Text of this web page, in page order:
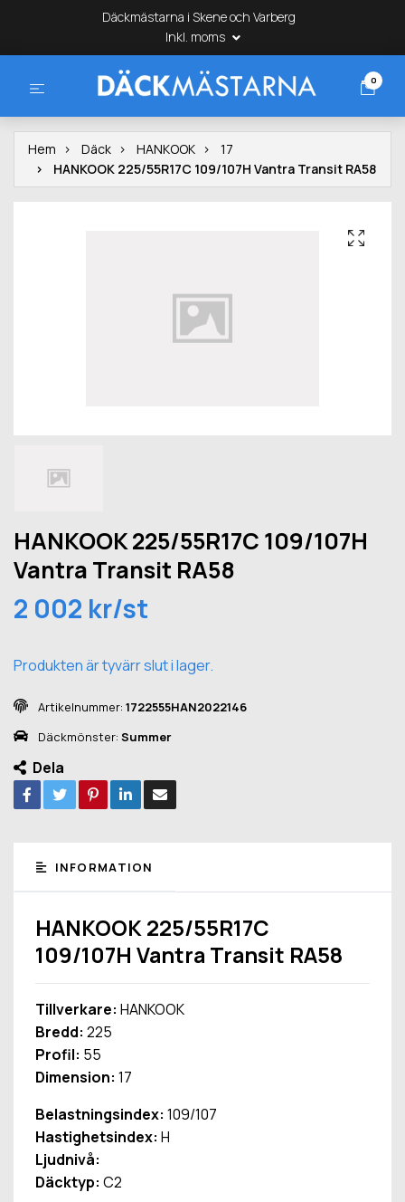
Däckmästarna i Skene och Varberg
Inkl. moms
0
Hem Däck HANKOOK
17
HANKOOK 225/55R17C 109/107H Vantra Transit RA58
HANKOOK 225/55R17C 109/107H
Vantra Transit RA58
2 002 kr/st
Produkten är tyvärr slut i lager.
Artikelnummer: 1722555HAN2022146
Däckmönster: Summer
Dela
INFORMATION
HANKOOK 225/55R17C
109/107H Vantra Transit RA58
Tillverkare: HANKOOK
Bredd: 225
Profil: 55
Dimension: 17
Belastningsindex: 109/107
Hastighetsindex: H
Ljudnivå:
Däcktyp: C2